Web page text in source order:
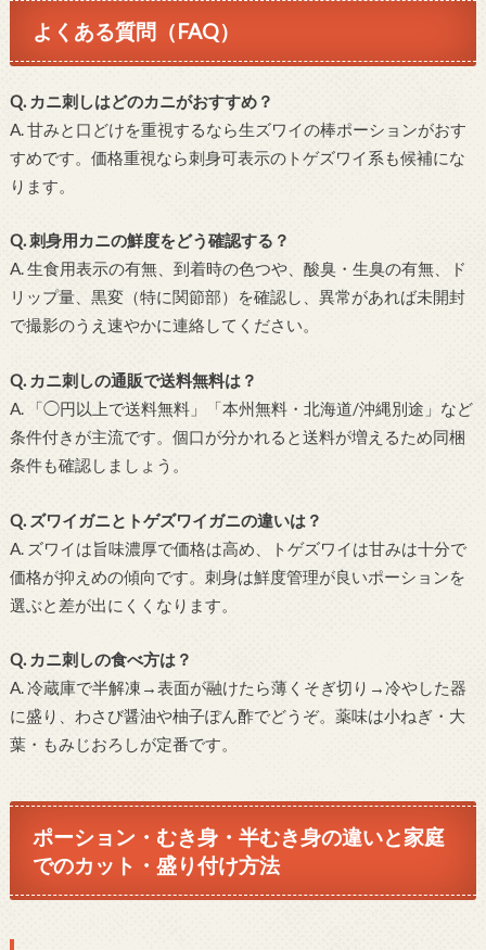
よくある質問（FAQ）
Q. カニ刺しはどのカニがおすすめ？
A. 甘みと口どけを重視するなら生ズワイの棒ポーションがおす
すめです。価格重視なら刺身可表示のトゲズワイ系も候補にな
ります。
Q. 刺身用カニの鮮度をどう確認する？
A. 生食用表示の有無、到着時の色つや、酸臭・生臭の有無、ド
リップ量、黒変（特に関節部）を確認し、異常があれば未開封
で撮影のうえ速やかに連絡してください。
Q. カニ刺しの通販で送料無料は？
A. 「◯円以上で送料無料」「本州無料・北海道/沖縄別途」など
条件付きが主流です。個口が分かれると送料が増えるため同梱
条件も確認しましょう。
Q. ズワイガニとトゲズワイガニの違いは？
A. ズワイは旨味濃厚で価格は高め、トゲズワイは甘みは十分で
価格が抑えめの傾向です。刺身は鮮度管理が良いポーションを
選ぶと差が出にくくなります。
Q. カニ刺しの食べ方は？
A. 冷蔵庫で半解凍→表面が融けたら薄くそぎ切り→冷やした器
に盛り、わさび醤油や柚子ぽん酢でどうぞ。薬味は小ねぎ・大
葉・もみじおろしが定番です。
ポーション・むき身・半むき身の違いと家庭
でのカット・盛り付け方法